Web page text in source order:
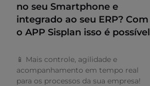
no seu Smartphone e
integrado ao seu ERP? Com
o APP Sisplan isso é possível
📱 Mais controle, agilidade e
acompanhamento em tempo real
para os processos da sua empresa!